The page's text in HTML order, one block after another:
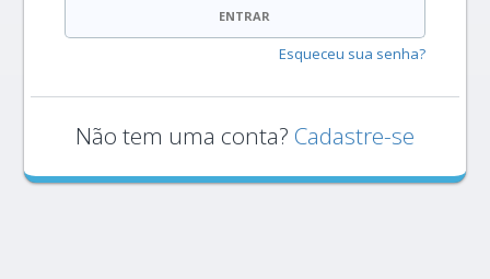
ENTRAR
Esqueceu sua senha?
Não tem uma conta? Cadastre-se